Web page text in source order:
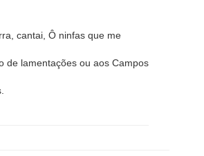
cantai, Ô ninfas que me
de lamentações ou aos Campos